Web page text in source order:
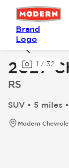
Brand
Logo
1 / 32
2027
RS
SUV • 5 miles
Modern